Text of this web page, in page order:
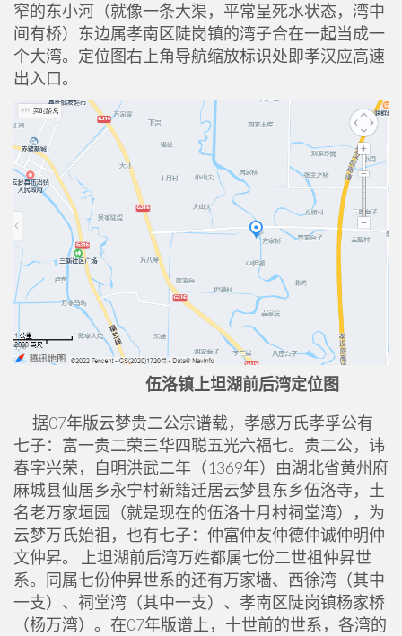
窄的东小河（就像一条大渠，平常呈死水状态，湾中
间有桥）东边属孝南区陡岗镇的湾子合在一起当成一
个大湾。定位图右上角导航缩放标识处即孝汉应高速
出入口。
伍洛镇上坦湖前后湾定位图
据07年版云梦贵二公宗谱载，孝感万氏孝孚公有
七子：富一贵二荣三华四聪五光六福七。贵二公，讳
春字兴荣，自明洪武二年（1369年）由湖北省黄州府
麻城县仙居乡永宁村新籍迁居云梦县东乡伍洛寺，土
名老万家垣园（就是现在的伍洛十月村祠堂湾），为
云梦万氏始祖，也有七子：仲富仲友仲德仲诚仲明仲
文仲昇。 上坦湖前后湾万姓都属七份二世祖仲昇世
系。同属七份仲昇世系的还有万家墙、西徐湾（其中
一支）、祠堂湾（其中一支）、孝南区陡岗镇杨家桥
（杨万湾）。在07年版谱上，十世前的世系，各湾的